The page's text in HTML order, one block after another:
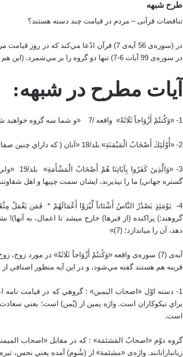
طرح شبهه
تناقضات قرآنی – مردم در قیامت چند دسته هستند؟
در سوره‌ی 99 آيات 6-7) تنها دو گروه را بر مي‌شمرد. (این هم نوعی از اختلافات عددی در قرآن است.)
آيات مطرح در شبهه:
1- «وَكُنتُمْ أَزْوَاجاً ثَلَاثَةً» ‌ واقعه /7 ‏ ‏ ‏ «و شما سه گروه خواهيد شد.» ‏
2- «أُوْلَئِكَ أَصْحَابُ الْمَيْمَنَةِ» بلد/18 «آنان ( كه داراي چنين صفات و خصالي هستند) سمت راستيها و اهل سعادتند.» ‏
3-
گستره جهاني) ما را نپذيرند، ايشان سمت چپيها و اهل
دهد، آن را مي‏اندازد؛ (7)»
آيه‌ی (7) سوره‌ی واقعه «وَكُنتُمْ أَزْوَاجاً ثَلَاثَةً» ‏در مورد
قرينه هم هستند گفته مي‌شود، و در اين آیه منظور اصنافي
1- دسته اوّل «اصحاب اليمين» : گروهي كه در قيامت
براي نيكوكاران است. واژه يمين از (يُمن) است؛ يعني
است.
گروه دوّم «اصحابُ المَشئمَة» : كه در مقابل «اصحاب
زيانبارانانند. واژه‌ی «مشئمة» از (شُوم) آمده يعني نحس،